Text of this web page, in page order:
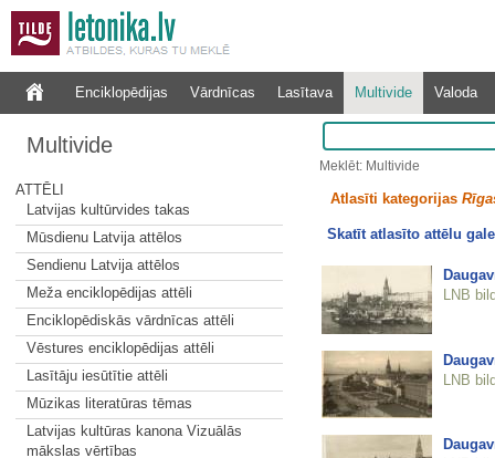
Enciklopēdijas Vārdnīcas Lasītava Multivide Valoda
Multivide
ATTĒLI
Latvijas kultūrvides takas
Mūsdienu Latvija attēlos
Sendienu Latvija attēlos
Meža enciklopēdijas attēli
Enciklopēdiskās vārdnīcas attēli
Vēstures enciklopēdijas attēli
Lasītāju iesūtītie attēli
Mūzikas literatūras tēmas
Latvijas kultūras kanona Vizuālās
mākslas vērtības
Meklēt: Multivide
Atlasīti kategorijas
Skatīt atlasīto attēlu
LNB
LNB